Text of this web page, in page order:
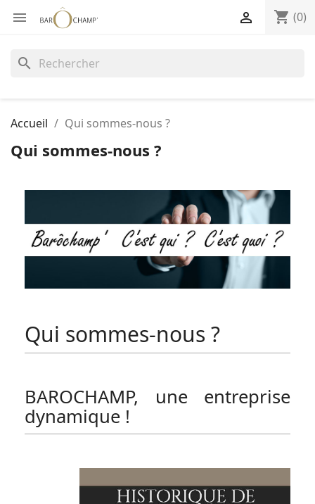
 shopping_cart (0)

search
Accueil Qui sommes-nous ?
Qui sommes-nous ?
Qui sommes-nous ?
BAROCHAMP, une entreprise
dynamique !